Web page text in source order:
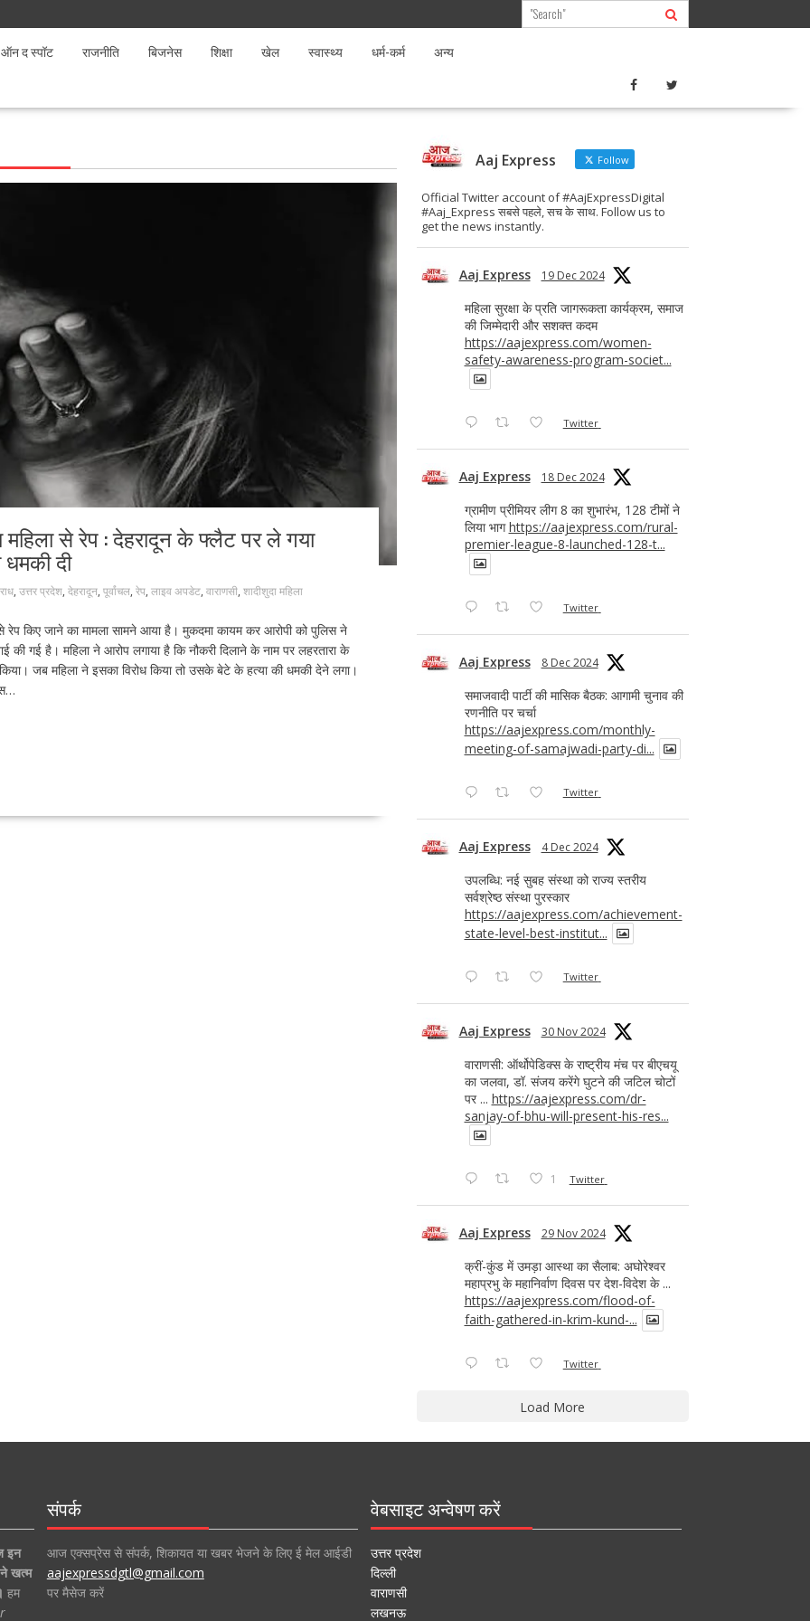
ऑन द स्पॉट राजनीति बिजनेस शिक्षा खेल स्वास्थ्य धर्म-कर्म अन्य
महिला से रेप : देहरादून के फ्लैट पर ले गया
धमकी दी
, उत्तर प्रदेश, देहरादून, पूर्वांचल, रेप, लाइव अपडेट, वाराणसी, शादीशुदा महिला
रेप किए जाने का मामला सामने आया है। मुकदमा कायम कर आरोपी को पुलिस ने
की गई है। महिला ने आरोप लगाया है कि नौकरी दिलाने के नाम पर लहरतारा के
जब महिला ने इसका विरोध किया तो उसके बेटे के हत्या की धमकी देने लगा।
Aaj Express Follow
Official Twitter account of #AajExpressDigital
#Aaj_Express सबसे पहले, सच के साथ. Follow us to
get the news instantly.
Aaj Express 19 Dec 2024
महिला सुरक्षा के प्रति जागरूकता कार्यक्रम, समाज
की जिम्मेदारी और सशक्त कदम
https://aajexpress.com/women-
safety-awareness-program-societ...
Twitter
Aaj Express 18 Dec 2024
ग्रामीण प्रीमियर लीग 8 का शुभारंभ, 128 टीमों ने
लिया भागhttps://aajexpress.com/rural-
premier-league-8-launched-128-t...
Twitter
Aaj Express 8 Dec 2024
समाजवादी पार्टी की मासिक बैठक: आगामी चुनाव की
रणनीति पर चर्चा
https://aajexpress.com/monthly-
meeting-of-samajwadi-party-di...
Twitter
Aaj Express 4 Dec 2024
उपलब्धि: नई सुबह संस्था को राज्य स्तरीय
सर्वश्रेष्ठ संस्था पुरस्कार
https://aajexpress.com/achievement-
state-level-best-institut...
Twitter
Aaj Express 30 Nov 2024
वाराणसी: ऑर्थोपेडिक्स के राष्ट्रीय मंच पर बीएचयू
का जलवा, डॉ. संजय करेंगे घुटने की जटिल चोटों
पर ... https://aajexpress.com/dr-
sanjay-of-bhu-will-present-his-res...
1 Twitter
Aaj Express 29 Nov 2024
क्रीं-कुंड में उमड़ा आस्था का सैलाब: अघोरेश्वर
महाप्रभु के महानिर्वाण दिवस पर देश-विदेश के ...
https://aajexpress.com/flood-of-
faith-gathered-in-krim-kund-...
Twitter
Load More
इन
खत्म
हम
संपर्क
आज एक्सप्रेस से संपर्क, शिकायत या खबर भेजने के लिए ई मेल आईडी
aajexpressdgtl@gmail.com
पर मैसेज करें
वेबसाइट अन्वेषण करें
उत्तर प्रदेश
दिल्ली
वाराणसी
लखनऊ